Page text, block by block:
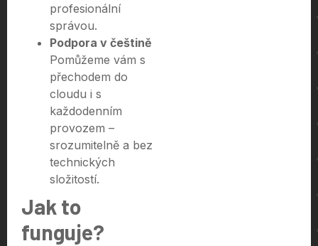
profesionální
správou.
Podpora v češtině
Pomůžeme vám s
přechodem do
cloudu i s
každodenním
provozem –
srozumitelně a bez
technických
složitostí.
Jak to
funguje?